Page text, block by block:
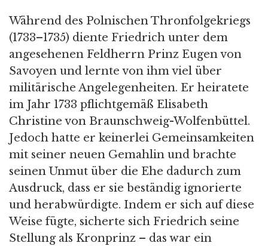
Während des Polnischen Thronfolgekriegs
(1733–1735) diente Friedrich unter dem
angesehenen Feldherrn Prinz Eugen von
Savoyen und lernte von ihm viel über
militärische Angelegenheiten. Er heiratete
im Jahr 1733 pflichtgemäß Elisabeth
Christine von Braunschweig-Wolfenbüttel.
Jedoch hatte er keinerlei Gemeinsamkeiten
mit seiner neuen Gemahlin und brachte
seinen Unmut über die Ehe dadurch zum
Ausdruck, dass er sie beständig ignorierte
und herabwürdigte. Indem er sich auf diese
Weise fügte, sicherte sich Friedrich seine
Stellung als Kronprinz – das war ein